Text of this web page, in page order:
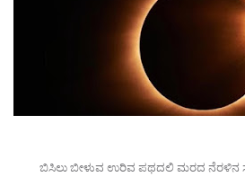
ಬಿಸಿಲು ಬೀಳುವ ಉರಿವ ಪಥದಲಿ ಮರದ ನೆರಳಿನ